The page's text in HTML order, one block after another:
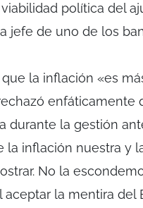
política del
jefe de uno de los
la inflación «es
enfáticamente
durante la gestión
la inflación nuestra y
No la
la mentira del